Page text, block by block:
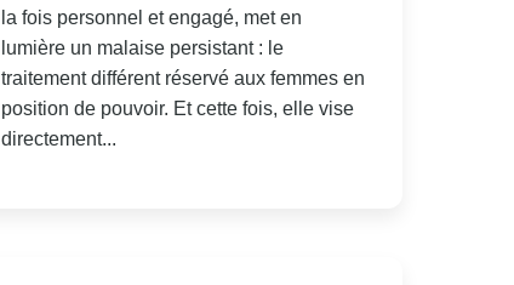
la fois personnel et engagé, met en
lumière un malaise persistant : le
traitement différent réservé aux femmes en
position de pouvoir. Et cette fois, elle vise
directement...